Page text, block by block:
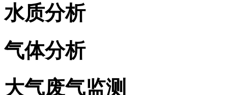
水质分析
气体分析
大气废气监测